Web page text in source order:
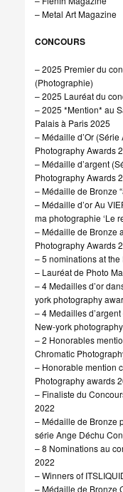
– Metal Art Magazine
CONCOURS
– 2025 Premier du
(Photographie)
– 2025 Lauréat du
– 2025 *Mention* au
Palais à Paris 2025
– Médaille d’Or
Photography Awards
– Médaille d’argent
Photography Awards
– Médaille de Bronze
– Médaille d’or Au
ma photographie ‘Le
– Médaille de Bronze
Photography Awards
– 5 nominations at
– Lauréat de Photo
– 4 Medailles d’or
york photography
– 4 Medailles
New-york
– 2 Honorables
Chromatic
– Honorable mention
Photography awards
– Finaliste du
2022
– Médaille de Bronze
série Ange Déchu
– 8 Nominations au
2022
– Winners of
– Médaille de Bronze